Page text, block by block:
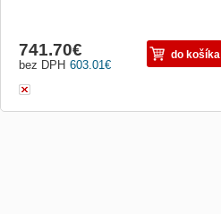
603.01€
bez DPH
741.70€ do košíka